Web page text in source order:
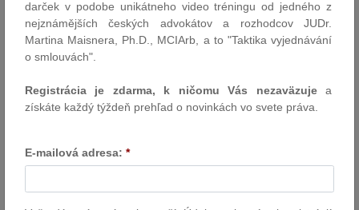
Základnou hmotnoprávnou podmienkou platnosti výpovede je
prijatie rozhodnutia o organizačných zmenách. Musí ísť o
rozhodnutie zamestnávateľa, ktoré v mene zamestnávateľa
tiež musí obsahovať dátum jeho prijatia, ako aj dátum, od ktorého
je organizačná zmena účinná.
predchádzať dňu podania výpovede. Rozhodnutie o
organizačných zmenách nesmie byť prijaté až po podaní
darček v podobe unikátneho video tréningu od jedného z
nejznámějších českých advokátov a rozhodcov JUDr.
Martina Maisnera, Ph.D., MCIArb, a to "Taktika vyjednávání
o smlouvách".
Registrácia je zdarma, k ničomu Vás nezaväzujea
získáte každý týždeň prehľad o novinkách vo svete práva.
E-mailová adresa: *